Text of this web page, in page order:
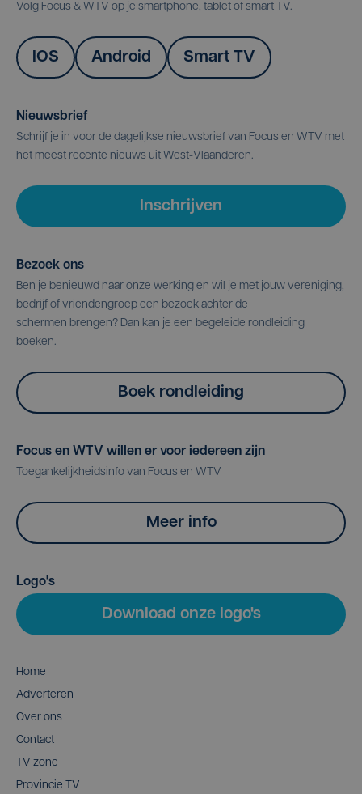
Volg Focus & WTV op je smartphone, tablet of smart TV.
IOS Android Smart TV
Nieuwsbrief
Schrijf je in voor de dagelijkse nieuwsbrief van Focus en WTV met
het meest recente nieuws uit West-Vlaanderen.
Inschrijven
Bezoek ons
Ben je benieuwd naar onze werking en wil je met jouw vereniging,
bedrijf of vriendengroep een bezoek achter de
schermen brengen? Dan kan je een begeleide rondleiding
boeken.
Boek rondleiding
Focus en WTV willen er voor iedereen zijn
Toegankelijkheidsinfo van Focus en WTV
Meer info
Logo's
Download onze logo's
Home
Adverteren
Over ons
Contact
TV zone
Provincie TV